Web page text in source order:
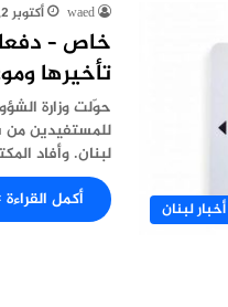
أخبار لبنان
waed أكتوبر 2, 2024
خاص –
تأخيرها
حوّلت وزارة
للمستفيدين من
لبنان. وأفاد
أكمل القراءة